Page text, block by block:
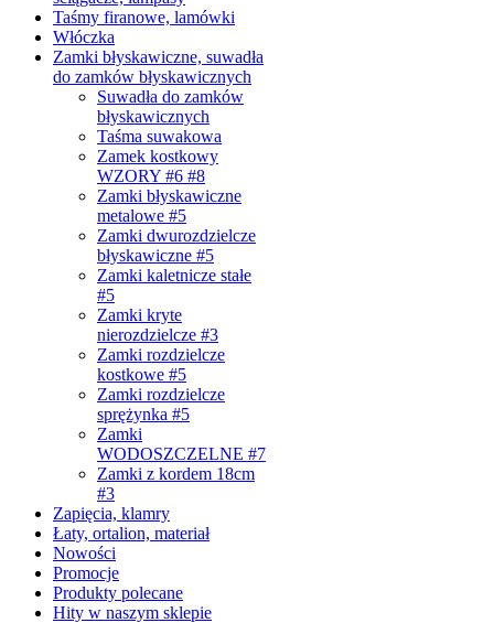
Taśmy firanowe, lamówki
Włóczka
Zamki błyskawiczne, suwadła
do zamków błyskawicznych
Suwadła do zamków
błyskawicznych
Taśma suwakowa
Zamek kostkowy
WZORY #6 #8
Zamki błyskawiczne
metalowe #5
Zamki dwurozdzielcze
błyskawiczne #5
Zamki kaletnicze stałe
#5
Zamki kryte
nierozdzielcze #3
Zamki rozdzielcze
kostkowe #5
Zamki rozdzielcze
sprężynka #5
Zamki
WODOSZCZELNE #7
Zamki z kordem 18cm
#3
Zapięcia, klamry
Łaty, ortalion, materiał
Nowości
Promocje
Produkty polecane
Hity w naszym sklepie